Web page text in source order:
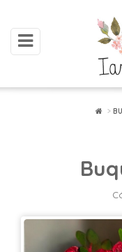
toggle
navigation
Acessar